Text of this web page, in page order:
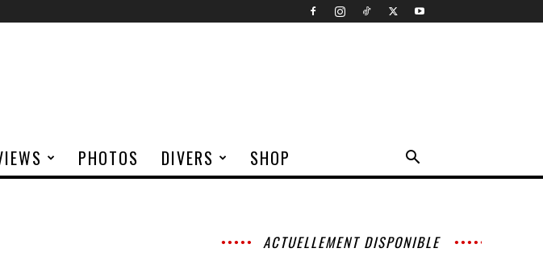
PHOTOS DIVERS SHOP
ACTUELLEMENT DISPONIBLE